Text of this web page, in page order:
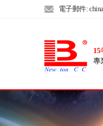
電子郵件:
15
專